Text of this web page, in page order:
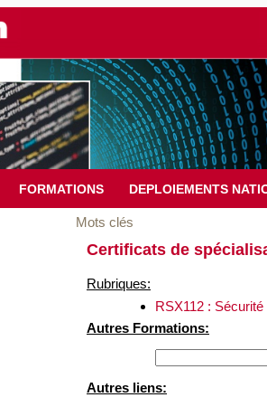
FORMATIONS DEPLOIEMENTS
Mots clés
Certificats de
Rubriques:
RSX112 :
Autres Formations:
Autres liens: